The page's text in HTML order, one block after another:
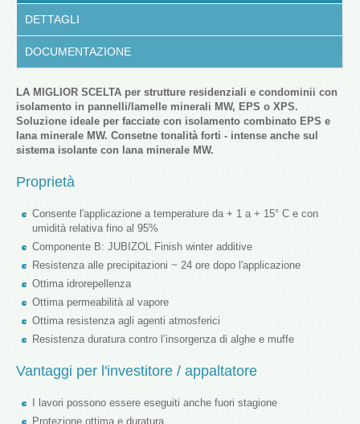
DETTAGLI
DOCUMENTAZIONE
LA MIGLIOR SCELTA per strutture residenziali e condominii con
isolamento in pannelli/lamelle minerali MW, EPS o XPS.
Soluzione ideale per facciate con isolamento combinato EPS e
lana minerale MW. Consetne tonalità forti - intense anche sul
sistema isolante con lana minerale MW.
Proprietà
Consente l'applicazione a temperature da + 1 a + 15° C e con
umidità relativa fino al 95%
Componente B: JUBIZOL Finish winter additive
Resistenza alle precipitazioni ~ 24 ore dopo l'applicazione
Ottima idrorepellenza
Ottima permeabilità al vapore
Ottima resistenza agli agenti atmosferici
Resistenza duratura contro l’insorgenza di alghe e muffe
Vantaggi per l'investitore / appaltatore
I lavori possono essere eseguiti anche fuori stagione
Protezione ottima e duratura